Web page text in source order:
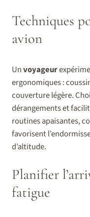
Techniques
avion
Unvoyageur
ergonomiques :
couverture légère.
dérangements et
routines apaisantes,
favorisent
d’altitude.
Planifier
fatigue